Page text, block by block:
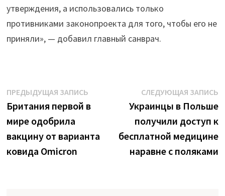
утверждения, а использовались только
противниками законопроекта для того, чтобы его не
приняли», — добавил главный санврач.
Навигация
по
записям
ПРЕДЫДУЩАЯ ЗАПИСЬПредыдущая
запись:
Британия первой в
мире одобрила
вакцину от варианта
ковида Omicron
СЛЕДУЮЩАЯ ЗАПИСЬ
Украинцы в Польше
получили доступ к
бесплатной медицине
наравне с поляками